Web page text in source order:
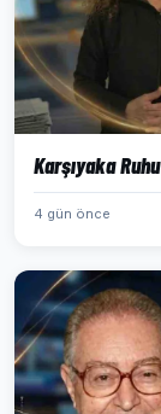
Karşıyaka
4 gün önce